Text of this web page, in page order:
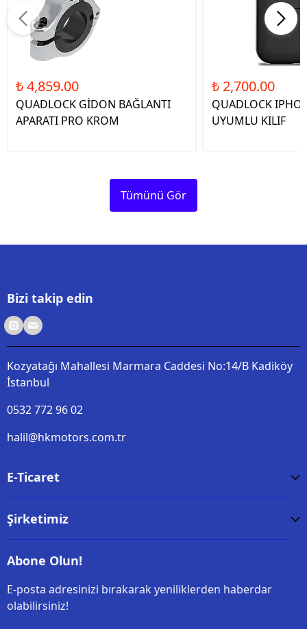
₺ 4,859.00
QUADLOCK GİDON BAĞLANTI
APARATI PRO KROM
₺ 2,700.00
QUADLOCK
UYUMLU KILIF
Tümünü Gör
Bizi takip edin
Kozyatağı Mahallesi Marmara Caddesi No:14/B Kadiköy
İstanbul
0532 772 96 02
halil@hkmotors.com.tr
E-Ticaret
Şirketimiz
Abone Olun!
E-posta adresinizi bırakarak yeniliklerden haberdar
olabilirsiniz!